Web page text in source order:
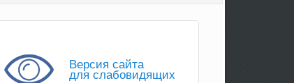
Версия сайта
для слабовидящих